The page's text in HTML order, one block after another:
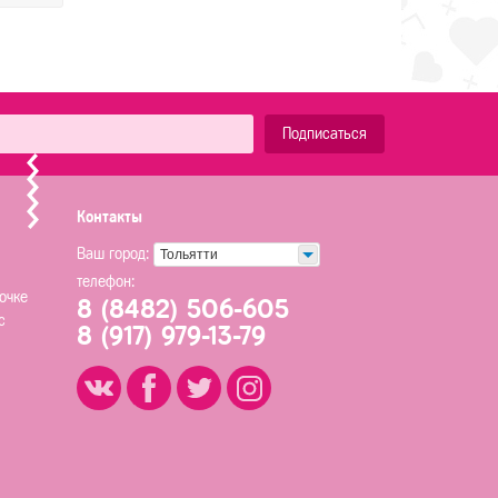
Подписаться
Контакты
Ваш город: Тольятти
телефон:
8 (8482) 506-605
8 (917) 979-13-79